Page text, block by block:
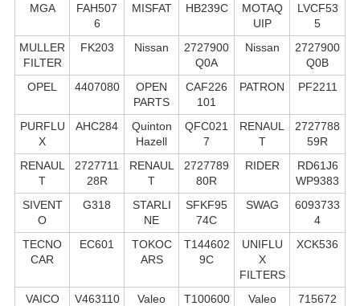
MGA
FAH507
6
MISFAT HB239C
MOTAQ
UIP
LVCF53
5
MULLER
FILTER
FK203 Nissan
2727900
Q0A
Nissan
2727900
Q0B
OPEL
4407080
OPEN
PARTS
CAF226
101
PATRON PF2211
PURFLU
X
AHC284
Quinton
Hazell
QFC021
7
RENAUL
T
2727788
59R
RENAUL
T
2727711
28R
RENAUL
T
2727789
80R
RIDER
RD61J6
WP9383
SIVENT
O
G318
STARLI
NE
SFKF95
74C
SWAG
6093733
4
TECNO
CAR
EC601
TOKOC
ARS
T144602
9C
UNIFLU
X
FILTERS
XCK536
VAICO
V463110
Valeo
T100600
Valeo 715672